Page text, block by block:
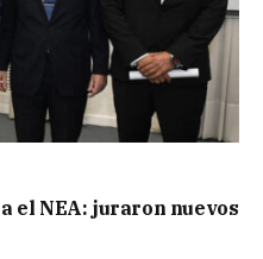
el NEA: juraron nuevos